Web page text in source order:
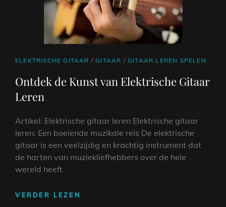
CAT
ELEKTRISCHE GITAAR /GITAAR /GITAAR LEREN SPELEN
Ontdek de Kunst van Elektrische Gitaar
Leren
Artikel: Elektrische gitaar leren Elektrische gitaar
leren: Een boeiende muzikale reis De elektrische
gitaar is een veelzijdig en krachtig instrument dat
de harten van muziekliefhebbers over de hele
wereld heeft
VERDER LEZEN